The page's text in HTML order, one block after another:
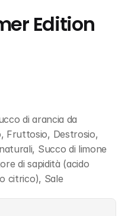
Edition
di arancia da
Fruttosio, Destrosio,
Succo di limone
di sapidità (acido
citrico), Sale